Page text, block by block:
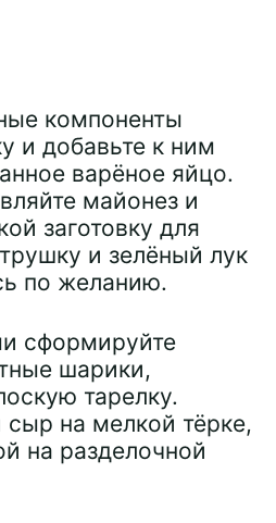
компоненты
и добавьте к ним
варёное яйцо.
майонез и
заготовку для
и зелёный лук
по желанию.
сформируйте
шарики,
тарелку.
на мелкой тёрке,
на разделочной